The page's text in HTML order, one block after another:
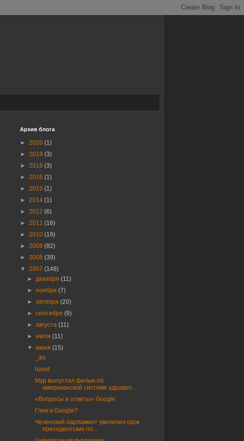
Архив блога
► 2020 (1)
► 2019 (3)
► 2018 (3)
► 2016 (1)
► 2015 (1)
► 2014 (1)
► 2012 (6)
► 2011 (16)
► 2010 (19)
► 2009 (82)
► 2008 (39)
▼ 2007 (148)
► декабря(11)
►ноября(7)
►октября(20)
►сентября(9)
►августа(11)
►июля(11)
▼июня(15)
_iks
hasid
Мур выпустил фильм об
американской системе здравоо...
«Вопросы и ответы» Google
Глюк в Google?
Чеченский парламент увеличил срок
президентских по...